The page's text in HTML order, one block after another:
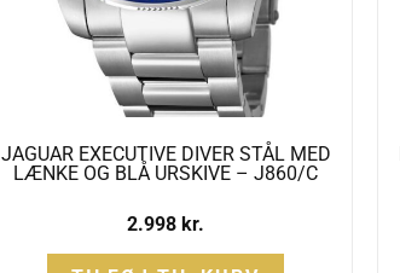
JAGUAR EXECUTIVE DIVER STÅL MED
LÆNKE OG BLÅ URSKIVE – J860/C
2.998 kr.